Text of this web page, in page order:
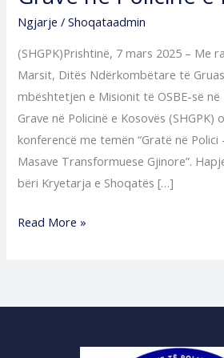
Ngjarje /Shoqataadmin
(SHGPK)Prishtinë, 7 mars 2025 – Me
Marsit, Ditës Ndërkombëtare të
mbështetjen e Misionit të OSBE-së në
Grave në Policinë e Kosovës (SHGPK)
konferencë me temën “Gratë në
Masave Transformuese Gjinore”.
bëri Kryetarja e Shoqatës […]
Read More »